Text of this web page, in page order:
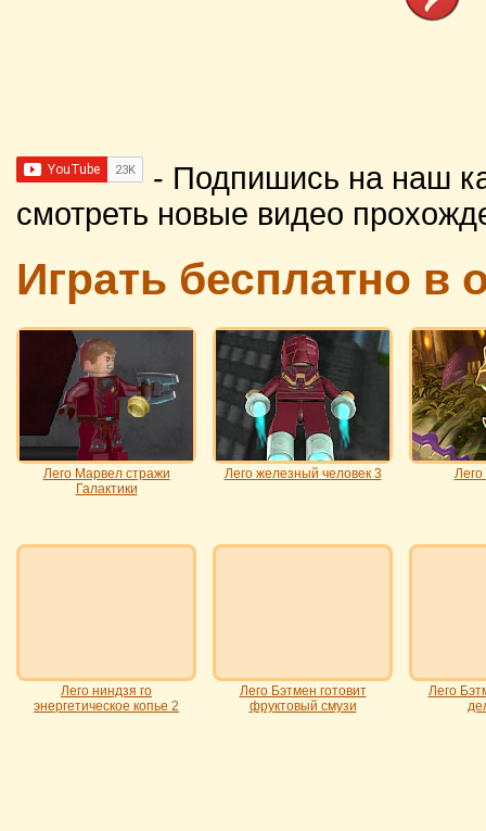
- Подпишись на наш
смотреть новые видео
Играть бесплатно в
Лего Марвел стражи
Галактики
Лего железный человек 3
Лего ниндзя го
энергетическое копье 2
Лего Бэтмен готовит
фруктовый смузи
Лего